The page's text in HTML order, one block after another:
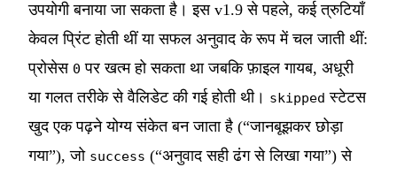
उपयोगी बनाया जा सकता है। इस v1.9 से पहले, कई त्रुटियाँ
केवल प्रिंट होती थीं या सफल अनुवाद के रूप में चल जाती थीं:
प्रोसेस 0 पर खत्म हो सकता था जबकि फ़ाइल गायब, अधूरी
या गलत तरीके से वैलिडेट की गई होती थी। skipped स्टेटस
खुद एक पढ़ने योग्य संकेत बन जाता है (“जानबूझकर छोड़ा
गया”), जो success (“अनुवाद सही ढंग से लिखा गया”) से